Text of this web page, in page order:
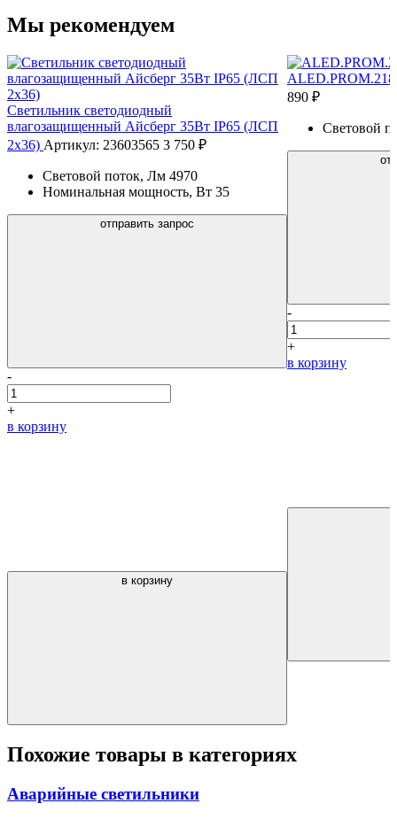
Мы рекомендуем
Светильник светодиодный
влагозащищенный Айсберг 35Вт IP65 (ЛСП
2х36) Артикул: 23603565 3 750 ₽
Световой поток, Лм 4970
Номинальная мощность, Вт 35
отправить запрос
-
+
в корзину
в корзину
890 ₽
Световой
-
+
в корзину
Похожие товары в категориях
Аварийные светильники